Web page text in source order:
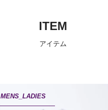
ITEM
アイテム
MENS_LADIES